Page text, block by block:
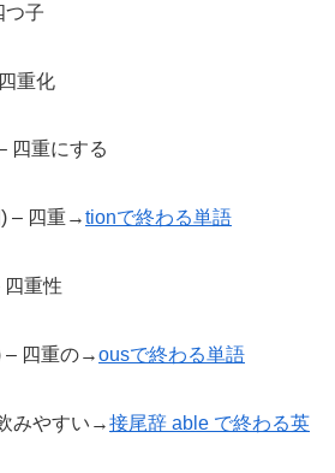
つ子
重化
四重にする
– 四重→tionで終わる単語
重性
– 四重の→ousで終わる単語
みやすい→接尾辞 able で終わる英